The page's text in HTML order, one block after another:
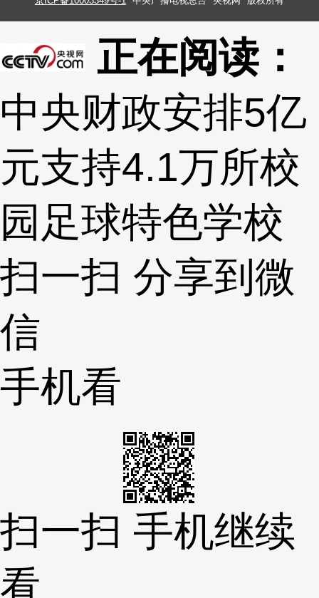
正在阅读：
中央财政安排5亿
元支持4.1万所校
园足球特色学校
扫一扫 分享到微
信
手机看
扫一扫 手机继续
看